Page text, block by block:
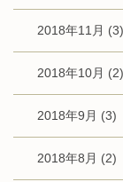
2018年11月 (3)
2018年10月 (2)
2018年9月 (3)
2018年8月 (2)